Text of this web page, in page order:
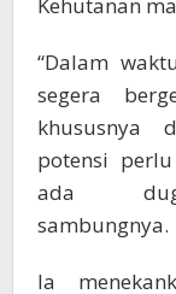
Kehutanan
“Dalam
segera
khususnya
potensi
ada
sambungnya.
Ia